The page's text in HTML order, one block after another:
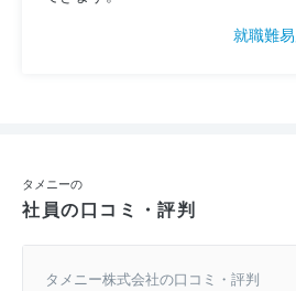
就職難
タメニーの
社員の口コミ・評判
タメニー株式会社の口コミ・評判